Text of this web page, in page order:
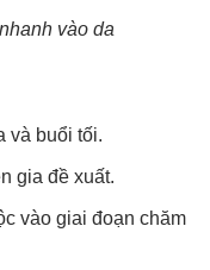
vào da
và buổi tối.
gia đề xuất.
vào giai đoạn chăm